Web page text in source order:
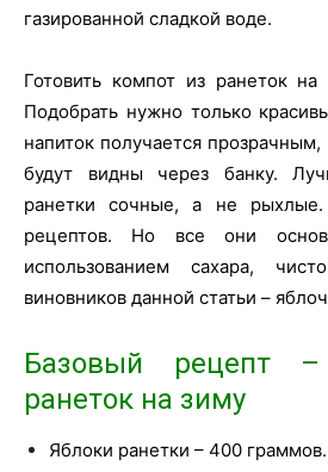
газированной сладкой воде.
Готовить компот из ранеток
Подобрать нужно только
напиток получается
будут видны через банку.
ранетки сочные, а не
рецептов. Но все они
использованием сахара,
виновников данной статьи –
Базовый рецепт
ранеток на зиму
Яблоки ранетки – 400 граммов.